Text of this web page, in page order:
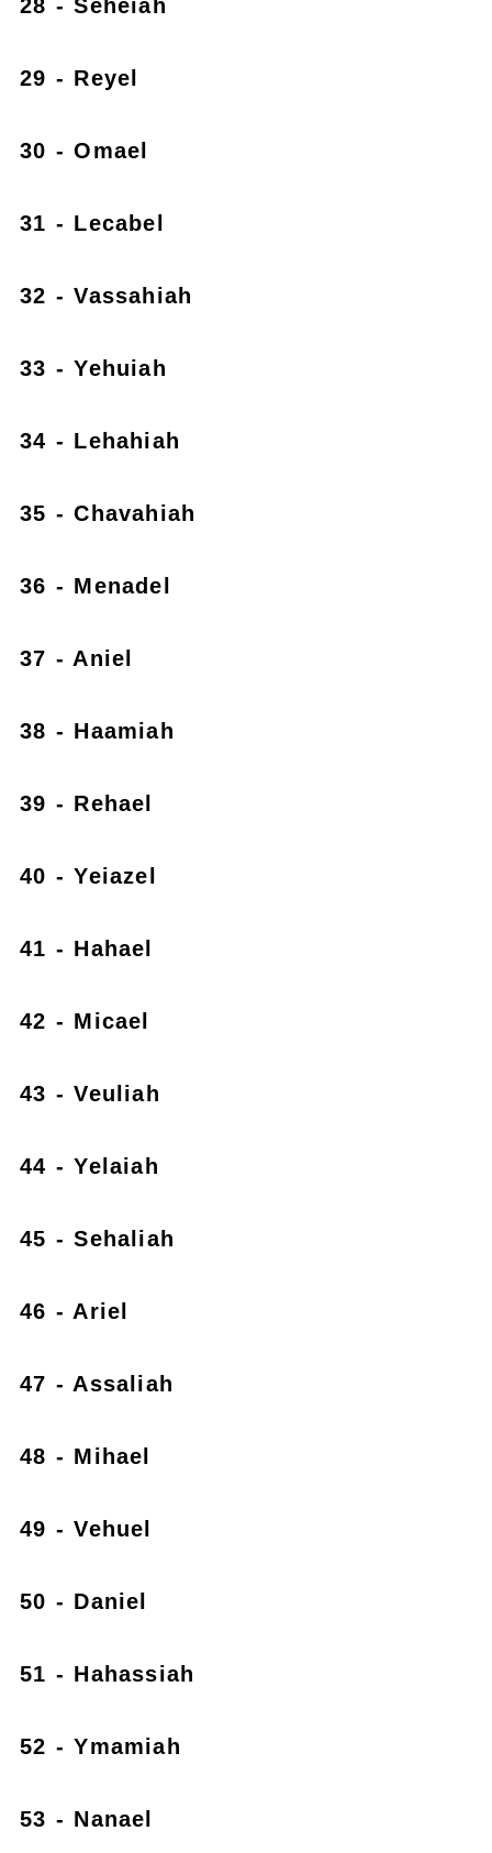
28 - Seheiah
29 - Reyel
30 - Omael
31 - Lecabel
32 - Vassahiah
33 - Yehuiah
34 - Lehahiah
35 - Chavahiah
36 - Menadel
37 - Aniel
38 - Haamiah
39 - Rehael
40 - Yeiazel
41 - Hahael
42 - Micael
43 - Veuliah
44 - Yelaiah
45 - Sehaliah
46 - Ariel
47 - Assaliah
48 - Mihael
49 - Vehuel
50 - Daniel
51 - Hahassiah
52 - Ymamiah
53 - Nanael